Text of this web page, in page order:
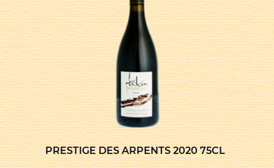
PRESTIGE DES ARPENTS 2020 75CL